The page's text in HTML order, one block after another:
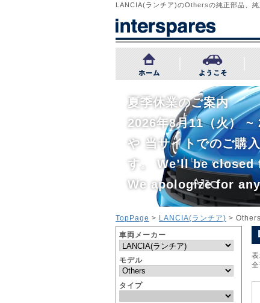
LANCIA(ランチア)のOthersの純正部品、
夏季休業のご案内
2026年8月11（火） ~
や 当サイトでのご購
す。 We’ll be
We apologize for
TopPage > LANCIA(ランチア) > Others
車両メーカー
モデル
タイプ
表